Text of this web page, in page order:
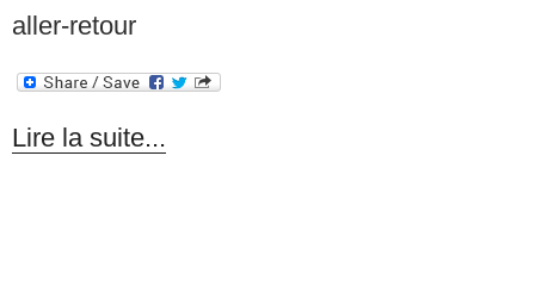
aller-retour
Lire la suite...